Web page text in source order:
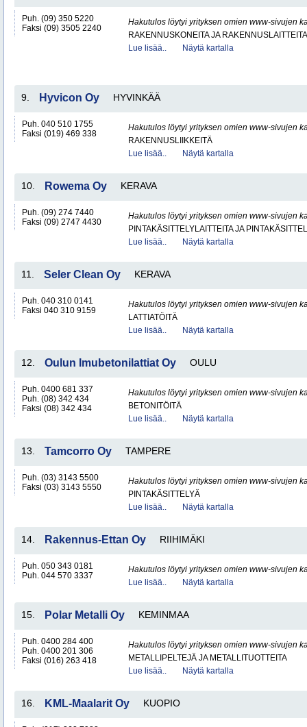
Puh. (09) 350 5220
Faksi (09) 3505 2240
Hakutulos löytyi yrityksen omien www-sivujen
RAKENNUSKONEITA JA RAKENNUSLAITTEITA
Lue lisää..
Näytä kartalla
9. Hyvicon Oy HYVINKÄÄ
Puh. 040 510 1755
Faksi (019) 469 338
Hakutulos löytyi yrityksen omien www-sivujen
RAKENNUSLIIKKEITÄ
Lue lisää..
Näytä kartalla
10. Rowema Oy KERAVA
Puh. (09) 274 7440
Faksi (09) 2747 4430
Hakutulos löytyi yrityksen omien www-sivujen
PINTAKÄSITTELYLAITTEITA JA
Lue lisää..
Näytä kartalla
11. Seler Clean Oy KERAVA
Puh. 040 310 0141
Faksi 040 310 9159
Hakutulos löytyi yrityksen omien www-sivujen
LATTIATÖITÄ
Lue lisää..
Näytä kartalla
12. Oulun Imubetonilattiat Oy OULU
Puh. 0400 681 337
Puh. (08) 342 434
Faksi (08) 342 434
Hakutulos löytyi yrityksen omien www-sivujen
BETONITÖITÄ
Lue lisää..
Näytä kartalla
13. Tamcorro Oy TAMPERE
Puh. (03) 3143 5500
Faksi (03) 3143 5550
Hakutulos löytyi yrityksen omien www-sivujen
PINTAKÄSITTELYÄ
Lue lisää..
Näytä kartalla
14. Rakennus-Ettan Oy RIIHIMÄKI
Puh. 050 343 0181
Puh. 044 570 3337
Hakutulos löytyi yrityksen omien www-sivujen
Lue lisää..
Näytä kartalla
15. Polar Metalli Oy KEMINMAA
Puh. 0400 284 400
Puh. 0400 201 306
Faksi (016) 263 418
Hakutulos löytyi yrityksen omien www-sivujen
METALLIPELTEJÄ JA METALLITUOTTEITA
Lue lisää..
Näytä kartalla
16. KML-Maalarit Oy KUOPIO